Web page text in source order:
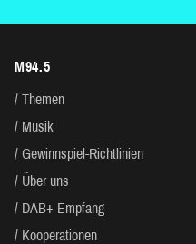
M94.5
Themen
Musik
Gewinnspiel-Richtlinien
Über uns
DAB+ Empfang
Kooperationen